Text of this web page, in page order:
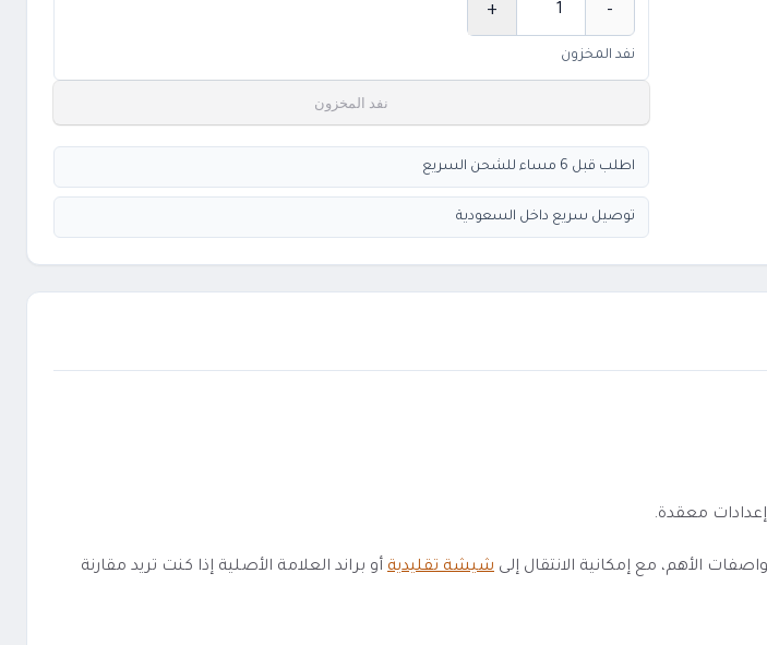
-
+
نفد المخزون
نفد المخزون
اطلب قبل 6 مساء للشحن السريع
توصيل سريع داخل السعودية
الأهم، مع إمكانية الانتقال إلى شيشة تقليدية أو براند العلامة الأصلية إذا كنت تريد مقارنة